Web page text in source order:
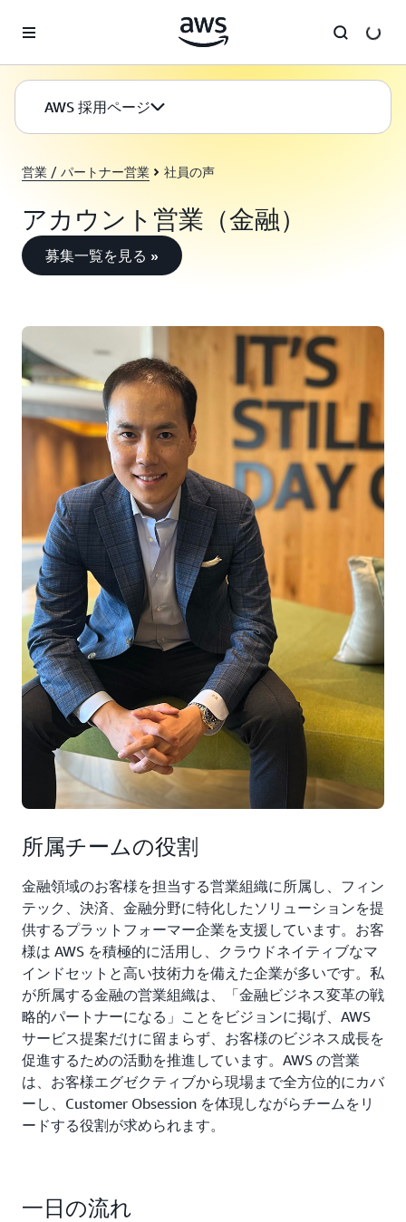
営業 / パートナー営業 社員の声
アカウント営業（金融）
募集一覧を見る »
AWS 採用ページ
所属チームの役割
金融領域のお客様を担当する営業組織に所属し、フィン
テック、決済、金融分野に特化したソリューションを提
供するプラットフォーマー企業を支援しています。お客
様は AWS を積極的に活用し、クラウドネイティブなマ
インドセットと高い技術力を備えた企業が多いです。私
が所属する金融の営業組織は、「金融ビジネス変革の戦
略的パートナーになる」ことをビジョンに掲げ、AWS
サービス提案だけに留まらず、お客様のビジネス成長を
促進するための活動を推進しています。AWS の営業
は、お客様エグゼクティブから現場まで全方位的にカバ
ーし、Customer Obsession を体現しながらチームをリ
ードする役割が求められます。
一日の流れ